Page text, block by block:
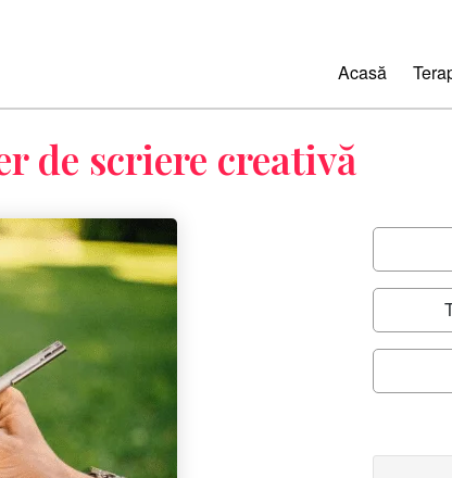
Acasă
de scriere creativă